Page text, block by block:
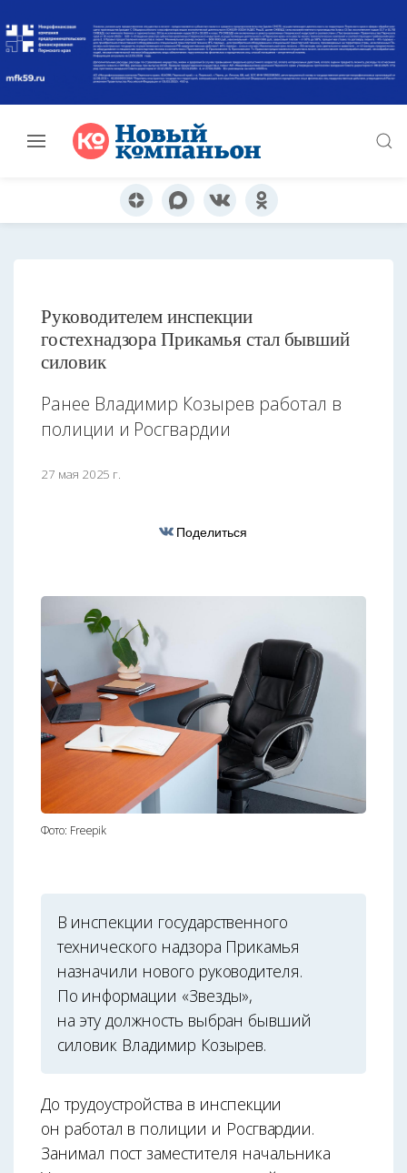
Руководителем инспекции
гостехнадзора Прикамья стал бывший
силовик
Ранее Владимир Козырев работал в
полиции и Росгвардии
27 мая 2025 г.
Поделиться
Фото: Freepik
В инспекции государственного
технического надзора Прикамья
назначили нового руководителя.
По информации «Звезды»,
на эту должность выбран бывший
силовик Владимир Козырев.
До трудоустройства в инспекции
он работал в полиции и Росгвардии.
Занимал пост заместителя начальника